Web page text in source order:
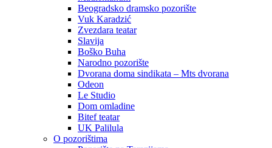
Beogradsko dramsko pozorište
Vuk Karadzić
Zvezdara teatar
Slavija
Boško Buha
Narodno pozorište
Dvorana doma sindikata – Mts dvorana
Odeon
Le Studio
Dom omladine
Bitef teatar
UK Palilula
O pozorištima